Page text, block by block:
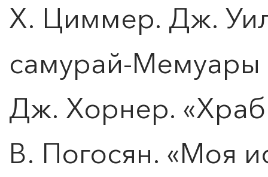
Х. Циммер. Дж.
самурай-Мемуары
Дж. Хорнер.
В. Погосян. «Моя